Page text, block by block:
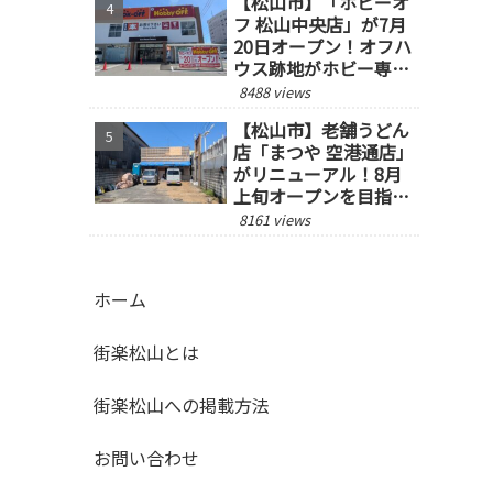
フ 松山中央店」が7月
20日オープン！オフハ
ウス跡地がホビー専門
店にリニューアル
8488 views
【松山市】老舗うどん
店「まつや 空港通店」
がリニューアル！8月
上旬オープンを目指し
て工事中
8161 views
ホーム
街楽松山とは
街楽松山への掲載方法
お問い合わせ